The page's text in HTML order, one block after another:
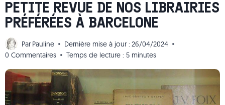
PETITE REVUE DE NOS LIBRAIRIES
PRÉFÉRÉES À BARCELONE
Par Pauline Dernière mise à jour : 26/04/2024
0 Commentaires
Temps de lecture : 5 minutes